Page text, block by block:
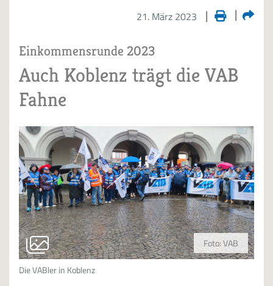
21. März 2023
Einkommensrunde 2023
Auch Koblenz trägt die VAB
Fahne
Foto: VAB
Die VABler in Koblenz